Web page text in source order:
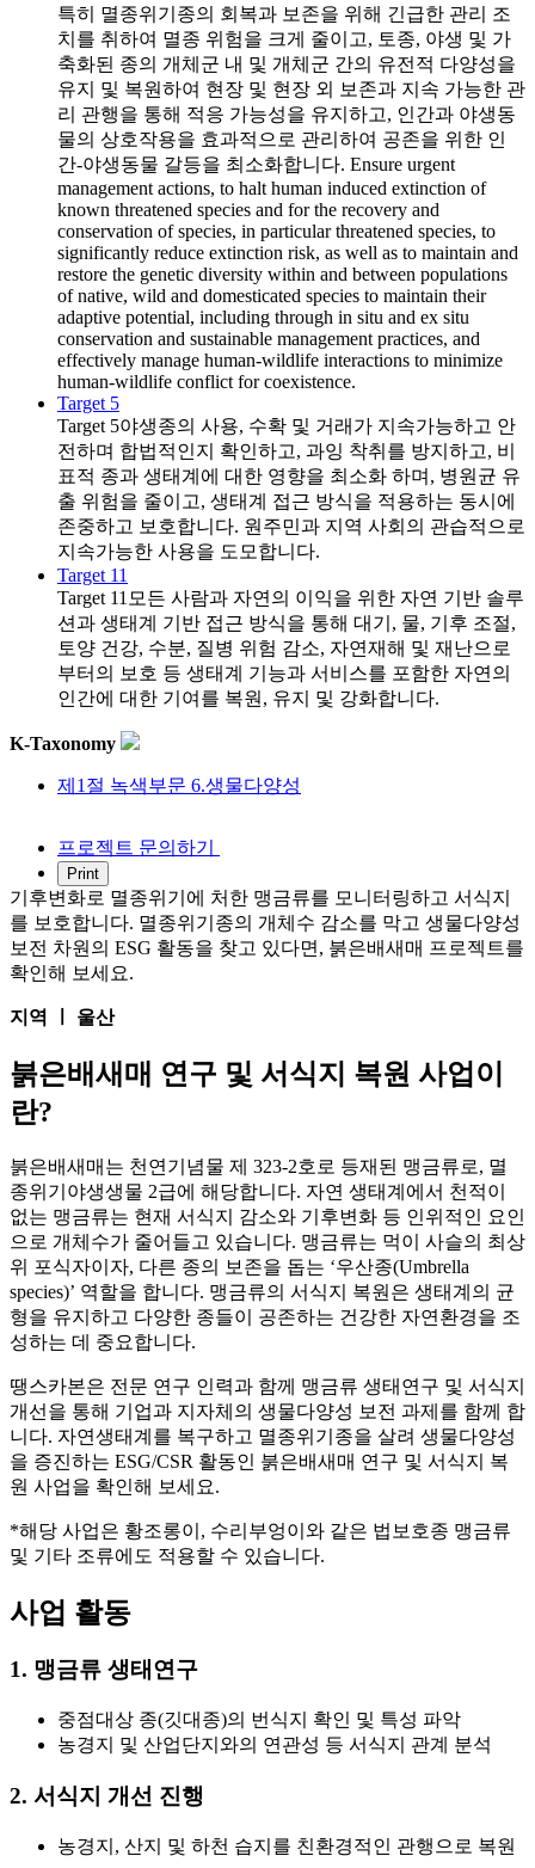
특히 멸종위기종의 회복과 보존을 위해 긴급한 관리 조
치를 취하여 멸종 위험을 크게 줄이고, 토종, 야생 및 가
축화된 종의 개체군 내 및 개체군 간의 유전적 다양성을
유지 및 복원하여 현장 및 현장 외 보존과 지속 가능한 관
리 관행을 통해 적응 가능성을 유지하고, 인간과 야생동
물의 상호작용을 효과적으로 관리하여 공존을 위한 인
간-야생동물 갈등을 최소화합니다. Ensure urgent
management actions, to halt human induced extinction of
known threatened species and for the recovery and
conservation of species, in particular threatened species, to
significantly reduce extinction risk, as well as to maintain and
restore the genetic diversity within and between populations
of native, wild and domesticated species to maintain their
adaptive potential, including through in situ and ex situ
conservation and sustainable management practices, and
effectively manage human-wildlife interactions to minimize
human-wildlife conflict for coexistence.
Target 5
Target 5야생종의 사용, 수확 및 거래가 지속가능하고 안
전하며 합법적인지 확인하고, 과잉 착취를 방지하고, 비
표적 종과 생태계에 대한 영향을 최소화 하며, 병원균 유
출 위험을 줄이고, 생태계 접근 방식을 적용하는 동시에
존중하고 보호합니다. 원주민과 지역 사회의 관습적으로
지속가능한 사용을 도모합니다.
Target 11
Target 11 모든 사람과 자연의 이익을 위한 자연 기반 솔루
션과 생태계 기반 접근 방식을 통해 대기, 물, 기후 조절,
토양 건강, 수분, 질병 위험 감소, 자연재해 및 재난으로
부터의 보호 등 생태계 기능과 서비스를 포함한 자연의
인간에 대한 기여를 복원, 유지 및 강화합니다.
K-Taxonomy
제1절 녹색부문 6.생물다양성
프로젝트 문의하기
기후변화로 멸종위기에 처한 맹금류를 모니터링하고 서식지
를 보호합니다. 멸종위기종의 개체수 감소를 막고 생물다양성
보전 차원의 ESG 활동을 찾고 있다면, 붉은배새매 프로젝트를
확인해 보세요.
지역 ㅣ 울산
붉은배새매 연구 및 서식지 복원 사업이
란?
붉은배새매는 천연기념물 제 323-2호로 등재된 맹금류로, 멸
종위기야생생물 2급에 해당합니다. 자연 생태계에서 천적이
없는 맹금류는 현재 서식지 감소와 기후변화 등 인위적인 요인
으로 개체수가 줄어들고 있습니다. 맹금류는 먹이 사슬의 최상
위 포식자이자, 다른 종의 보존을 돕는 ‘우산종(Umbrella
species)’ 역할을 합니다. 맹금류의 서식지 복원은 생태계의 균
형을 유지하고 다양한 종들이 공존하는 건강한 자연환경을 조
성하는 데 중요합니다.
땡스카본은 전문 연구 인력과 함께 맹금류 생태연구 및 서식지
개선을 통해 기업과 지자체의 생물다양성 보전 과제를 함께 합
니다. 자연생태계를 복구하고 멸종위기종을 살려 생물다양성
을 증진하는 ESG/CSR 활동인 붉은배새매 연구 및 서식지 복
원 사업을 확인해 보세요.
*해당 사업은 황조롱이, 수리부엉이와 같은 법보호종 맹금류
및 기타 조류에도 적용할 수 있습니다.
사업 활동
1. 맹금류 생태연구
중점대상 종(깃대종)의 번식지 확인 및 특성 파악
농경지 및 산업단지와의 연관성 등 서식지 관계 분석
2. 서식지 개선 진행
농경지, 산지 및 하천 습지를 친환경적인 관행으로 복원